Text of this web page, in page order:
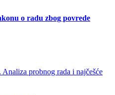
o radu zbog povrede